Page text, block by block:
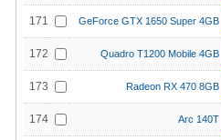
171 GeForce GTX 1650 Super 4GB
172 Quadro T1200 Mobile 4GB
173 Radeon RX 470 8GB
174 Arc 140T